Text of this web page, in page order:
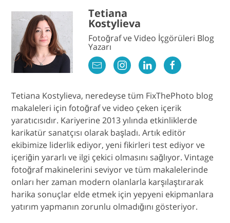
Tetiana
Kostylieva
Fotoğraf ve Video İçgörüleri Blog
Yazarı
Tetiana Kostylieva, neredeyse tüm FixThePhoto blog
makaleleri için fotoğraf ve video çeken içerik
yaratıcısıdır. Kariyerine 2013 yılında etkinliklerde
karikatür sanatçısı olarak başladı. Artık editör
ekibimize liderlik ediyor, yeni fikirleri test ediyor ve
içeriğin yararlı ve ilgi çekici olmasını sağlıyor. Vintage
fotoğraf makinelerini seviyor ve tüm makalelerinde
onları her zaman modern olanlarla karşılaştırarak
harika sonuçlar elde etmek için yepyeni ekipmanlara
yatırım yapmanın zorunlu olmadığını gösteriyor.